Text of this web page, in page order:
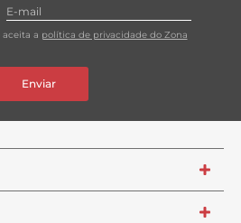
a política de privacidade do Zona
Enviar
+
+